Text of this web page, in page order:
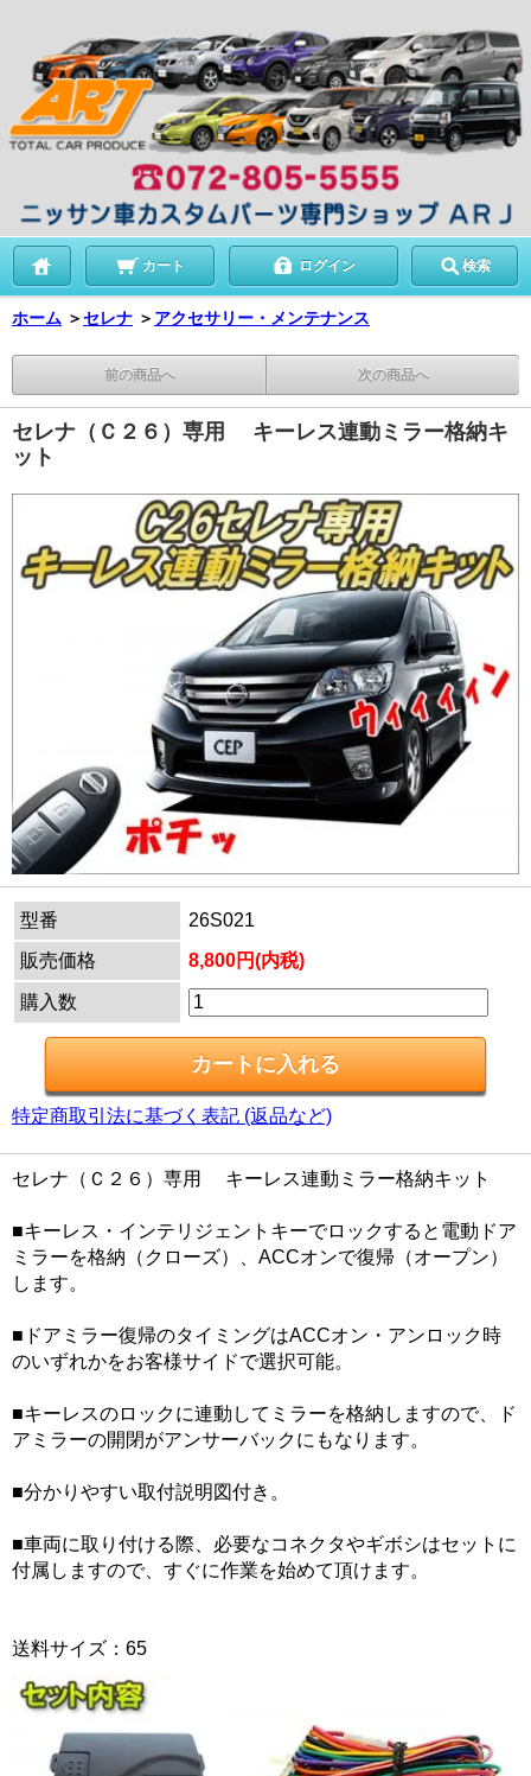
カート ログイン 検索
ホーム ＞セレナ ＞ アクセサリー・メンテナンス
前の商品へ 次の商品へ
セレナ（Ｃ２６）専用 キーレス連動ミラー格納キ
ット
型番
26S021
販売価格
8,800円(内税)
購入数
特定商取引法に基づく表記 (返品など)
セレナ（Ｃ２６）専用 キーレス連動ミラー格納キット
■キーレス・インテリジェントキーでロックすると電動ドア
ミラーを格納（クローズ）、ACCオンで復帰（オープン）
します。
■ドアミラー復帰のタイミングはACCオン・アンロック時
のいずれかをお客様サイドで選択可能。
■キーレスのロックに連動してミラーを格納しますので、ド
アミラーの開閉がアンサーバックにもなります。
■分かりやすい取付説明図付き。
■車両に取り付ける際、必要なコネクタやギボシはセットに
付属しますので、すぐに作業を始めて頂けます。
送料サイズ：65